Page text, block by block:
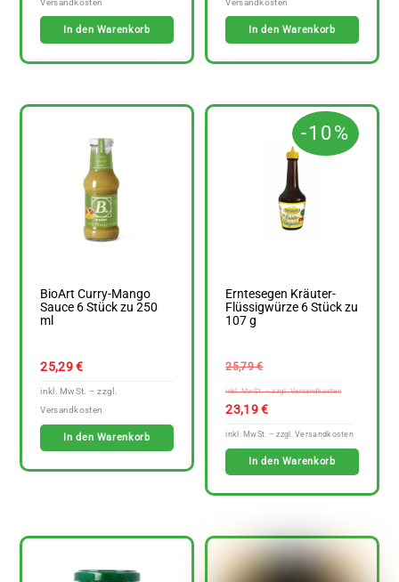
In den Warenkorb In den Warenkorb
BioArt Curry-Mango
Sauce 6 Stück zu 250
ml
25,29€
In den Warenkorb
-10%
Erntesegen Kräuter-
Flüssigwürze 6 Stück zu
107 g
25,79€
25,79 €
23,19€
Preis
ist:
In den Warenkorb